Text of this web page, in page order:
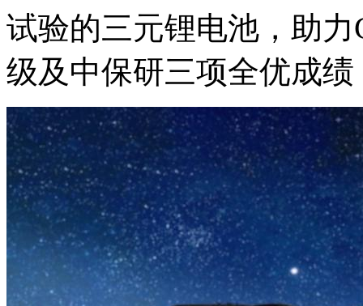
试验的三元锂电池，助
级及中保研三项全优成